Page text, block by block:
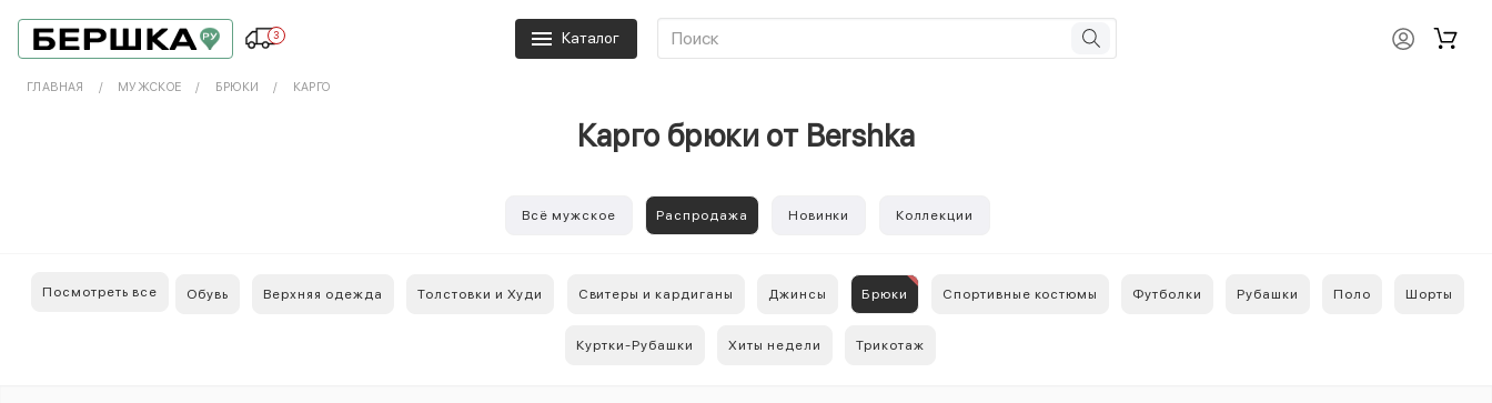
3 Каталог
ГЛАВНАЯ МУЖСКОЕ БРЮКИ КАРГО
Карго брюки от Bershka
Всё мужское Распродажа Новинки Коллекции
Посмотреть все Обувь Верхняя одежда Толстовки и Худи Свитеры и кардиганы Джинсы Брюки Спортивные костюмы Футболки Рубашки Поло Шорты
Куртки-Рубашки Хиты недели Трикотаж